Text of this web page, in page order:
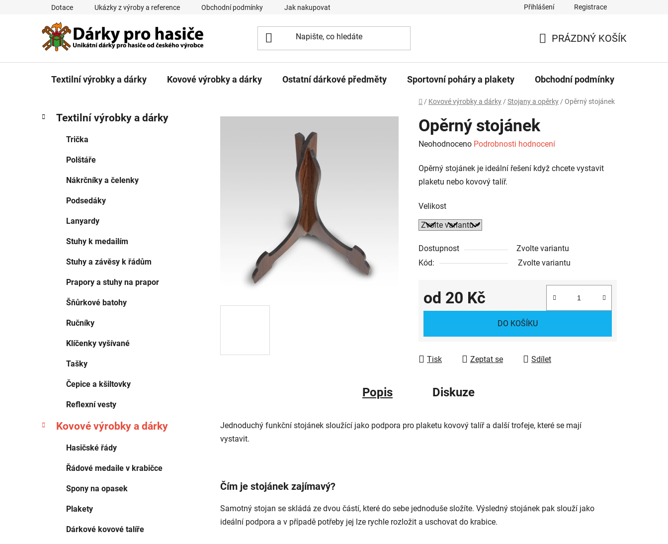
Dotace Ukázky z výroby a reference Obchodní podmínky Jak nakupovat Přihlášení Registrace
KOŠÍK
PRÁZDNÝ KOŠÍK
Textilní výrobky a dárky Kovové výrobky a dárky Ostatní dárkové předměty Sportovní poháry a plakety Obchodní podmínky
Domů
/ Kovové výrobky a dárky / Stojany a opěrky / Opěrný stojánek
P
kategorie
a
Textilní výrobky a dárky
Trička
Polštáře
Nákrčníky a čelenky
Podsedáky
Lanyardy
Stuhy k medailím
Stuhy a závěsy k řádům
Prapory a stuhy na prapor
Šňůrkové batohy
Ručníky
Klíčenky vyšívané
Tašky
Čepice a kšiltovky
Reflexní vesty
Kovové výrobky a dárky
Hasičské řády
Řádové medaile v krabičce
Spony na opasek
Plakety
Dárkové kovové talíře
Opěrný stojánek
Průměrné
produktu
je
z
5
Neohodnoceno Podrobnosti hodnocení
Opěrný stojánek je ideální řešení když chcete vystavit
plaketu nebo kovový talíř.
Velikost
Dostupnost
Zvolte variantu
Kód:
Zvolte variantu
od 20 Kč
Měrná cena:
DO KOŠÍKU
Tisk Zeptat se Sdílet
Popis Diskuze
Jednoduchý funkční stojánek sloužící jako podpora pro plaketu kovový talíř a další trofeje, které se mají
vystavit.
Čím je stojánek zajímavý?
Samotný stojan se skládá ze dvou částí, které do sebe jednoduše složíte. Výsledný stojánek pak slouží jako
ideální podpora a v případě potřeby jej lze rychle rozložit a uschovat do krabice.